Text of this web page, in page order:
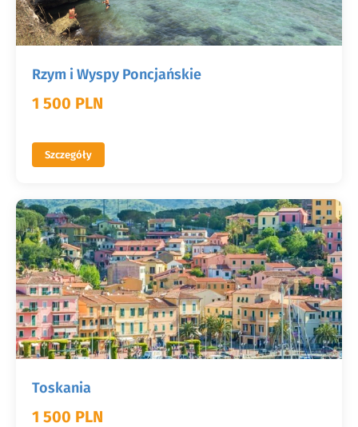
Rzym i Wyspy Poncjańskie
1 500 PLN
Szczegóły
Toskania
1 500 PLN